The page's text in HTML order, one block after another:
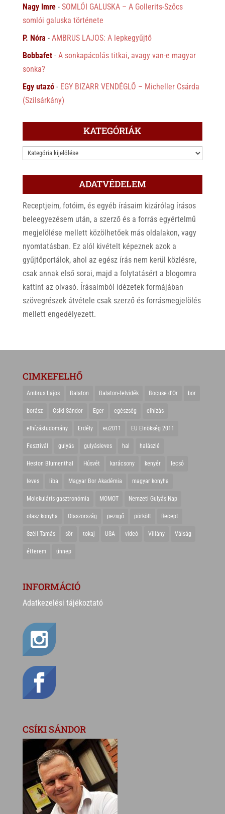
Nagy Imre- SOMLÓI GALUSKA – A Gollerits-Szőcs
somlói galuska története
P. Nóra - AMBRUS LAJOS: A lepkegyűjtő
Bobbafet- A sonkapácolás titkai, avagy van-e magyar
sonka?
Egy utazó- EGY BIZARR VENDÉGLŐ – Micheller Csárda
(Szilsárkány)
KATEGÓRIÁK
KATEGÓRIÁK
ADATVÉDELEM
Receptjeim, fotóim, és egyéb írásaim kizárólag írásos
beleegyezésem után, a szerző és a forrás egyértelmű
megjelölése mellett közölhetőek más oldalakon, vagy
nyomtatásban. Ez alól kivételt képeznek azok a
gyűjtőportálok, ahol az egész írás nem kerül közlésre,
csak annak első sorai, majd a folytatásért a blogomra
kattint az olvasó. Írásaimból idézetek formájában
szövegrészek átvétele csak szerző és forrásmegjelölés
mellett engedélyezett.
CIMKEFELHŐ
Ambrus Lajos Balaton Balaton-felvidék Bocuse d'Or bor
borász Csíki Sándor Eger egészség elhízás
elhízástudomány Erdély eu2011 EU Elnökség 2011
Fesztivál gulyás gulyásleves hal halászlé
Heston Blumenthal Húsvét karácsony kenyér lecsó
leves liba Magyar Bor Akadémia magyar konyha
Molekuláris gasztronómia MOMOT Nemzeti Gulyás Nap
olasz konyha Olaszország pezsgő pörkölt Recept
Széll Tamás sör tokaj USA videó Villány Válság
étterem ünnep
INFORMÁCIÓ
Adatkezelési tájékoztató
CSÍKI SÁNDOR